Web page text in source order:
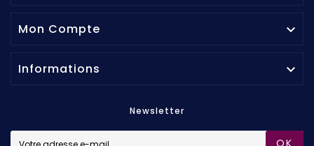
Mon Compte 
Informations 
Newsletter